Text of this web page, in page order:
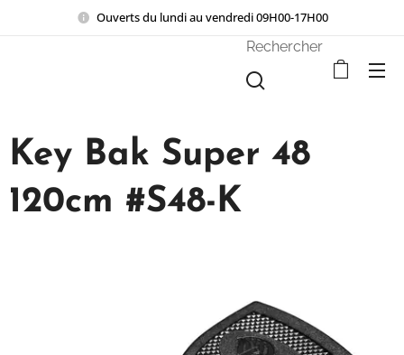
Ouverts du lundi au vendredi 09H00-17H00
Rechercher
Key Bak Super 48
120cm #S48-K